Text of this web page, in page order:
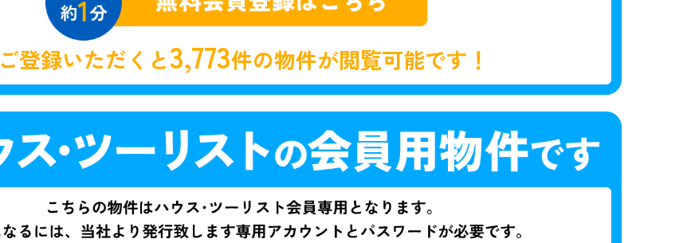
ご登録いただくと3,773件の物件が閲覧可能です！